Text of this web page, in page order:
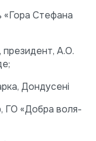
«Гора Стефана
президент, А.О.
Дондусені
ГО «Добра воля-